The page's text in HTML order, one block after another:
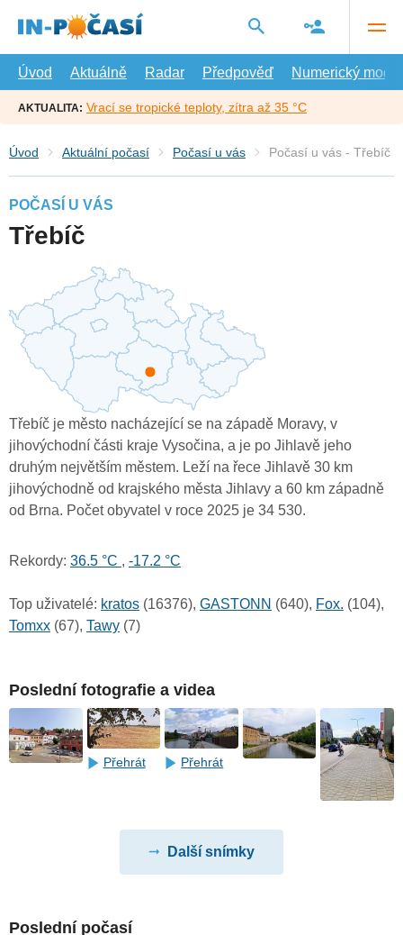
hlavní
Úvod
Aktuálně Radar Předpověď Numerický model
AKTUALITA: Vrací se tropické teploty, zítra až 35 °C
Úvod Aktuální počasí Počasí u vás Počasí u vás - Třebíč
POČASÍ U VÁS
Třebíč
Třebíč je město nacházející se na západě Moravy, v
jihovýchodní části kraje Vysočina, a je po Jihlavě jeho
druhým největším městem. Leží na řece Jihlavě 30 km
jihovýchodně od krajského města Jihlavy a 60 km západně
od Brna. Počet obyvatel v roce 2025 je 34 530.
Rekordy: 36.5 °C , -17.2 °C
Top uživatelé: kratos (16376), GASTONN (640), Fox. (104),
Tomxx (67), Tawy (7)
Poslední fotografie a videa
Přehrát Přehrát
Další snímky
Poslední počasí